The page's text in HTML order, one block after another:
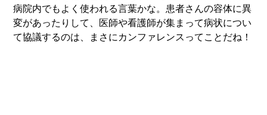
病院内でもよく使われる言葉かな。患者さんの容体に異
変があったりして、医師や看護師が集まって病状につい
て協議するのは、まさにカンファレンスってことだね！